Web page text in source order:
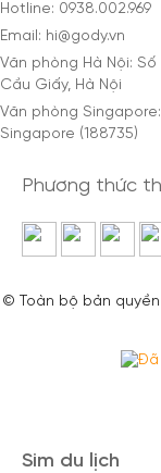
Hotline: 0938.002.969
Email: hi@gody.vn
Văn phòng Hà Nội:
Cầu Giấy, Hà Nội
Văn phòng
Singapore (188735)
Phương thức
© Toàn bộ bản
Sim du lịch